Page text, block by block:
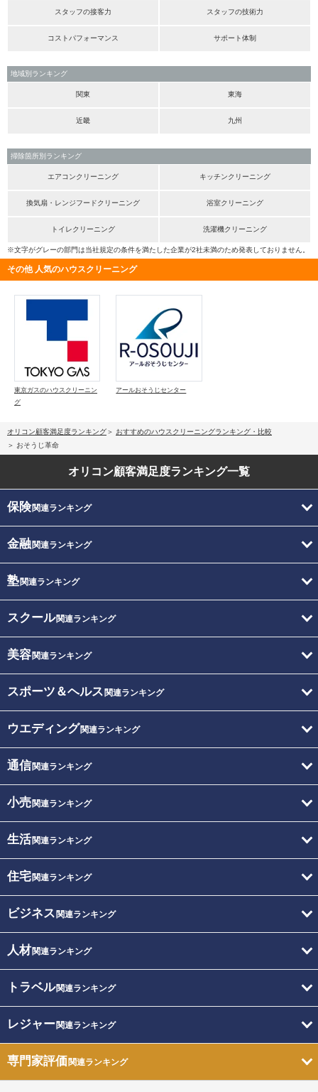
スタッフの接客力 スタッフの技術力
コストパフォーマンス サポート体制
地域別ランキング
関東 東海
近畿 九州
掃除箇所別ランキング
エアコンクリーニング キッチンクリーニング
換気扇・レンジフードクリーニング 浴室クリーニング
トイレクリーニング 洗濯機クリーニング
※文字がグレーの部門は当社規定の条件を満たした企業が2社未満のため発表しておりません。
その他 人気のハウスクリーニング
東京ガスのハウスクリーニン
グ
アールおそうじセンター
オリコン顧客満足度ランキング
おすすめのハウスクリーニングランキング・比較
おそうじ革命
オリコン顧客満足度ランキング一覧
保険関連ランキング
金融関連ランキング
塾関連ランキング
スクール関連ランキング
美容関連ランキング
スポーツ＆ヘルス 関連ランキング
ウエディング関連ランキング
通信関連ランキング
小売関連ランキング
生活関連ランキング
住宅関連ランキング
ビジネス 関連ランキング
人材関連ランキング
トラベル関連ランキング
レジャー関連ランキング
専門家評価関連ランキング